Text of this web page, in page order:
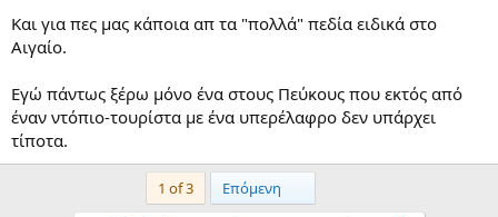
Kαι για πες μας κάποια απ τα "πολλά" πεδία ειδικά στο
Αιγαίο.
Εγώ πάντως ξέρω μόνο ένα στους Πεύκους που εκτός από
έναν ντόπιο-τουρίστα με ένα υπερέλαφρο δεν υπάρχει
τίποτα.
1 of 3 Επόμενη